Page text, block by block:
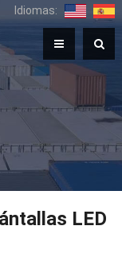
Idiomas:
LED